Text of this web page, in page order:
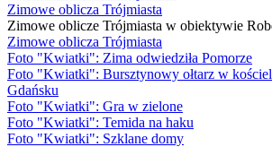
Zimowe oblicza Trójmiasta
Zimowe oblicze Trójmiasta w obiektywie
Zimowe oblicza Trójmiasta
Foto "Kwiatki": Zima odwiedziła Pomorze
Foto "Kwiatki": Bursztynowy ołtarz w
Gdańsku
Foto "Kwiatki": Gra w zielone
Foto "Kwiatki": Temida na haku
Foto "Kwiatki": Szklane domy